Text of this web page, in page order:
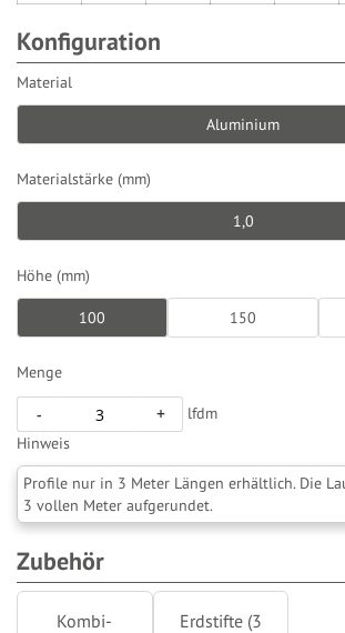
Konfiguration
Material
Aluminium
Materialstärke (mm)
1,0
Höhe (mm)
100 150
Menge
- +
lfdm
Hinweis
Profile nur in 3 Meter Längen erhältlich. Die
3 vollen Meter aufgerundet.
Zubehör
Kombi-
Erdstifte (3